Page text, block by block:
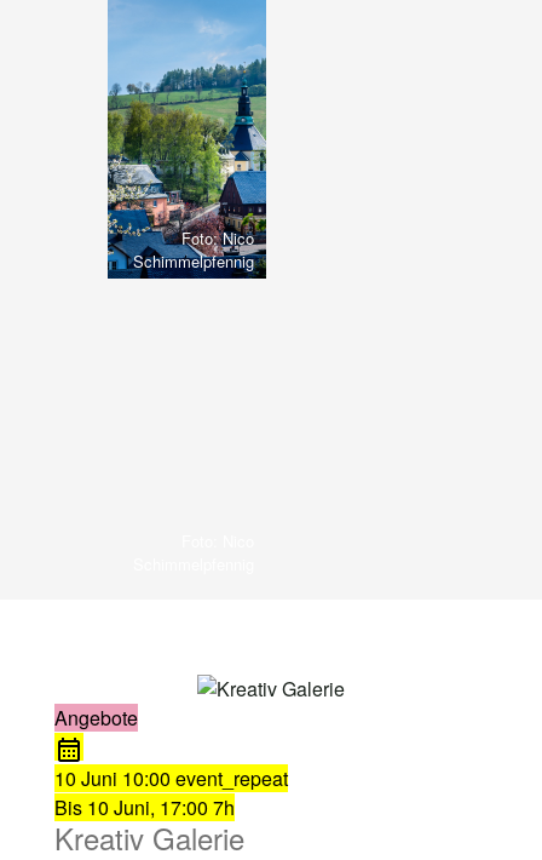
Foto: Nico
Schimmelpfennig
Angebote
10 Juni 10:00 event_repeat
Bis 10 Juni, 17:00 7h
Kreativ Galerie